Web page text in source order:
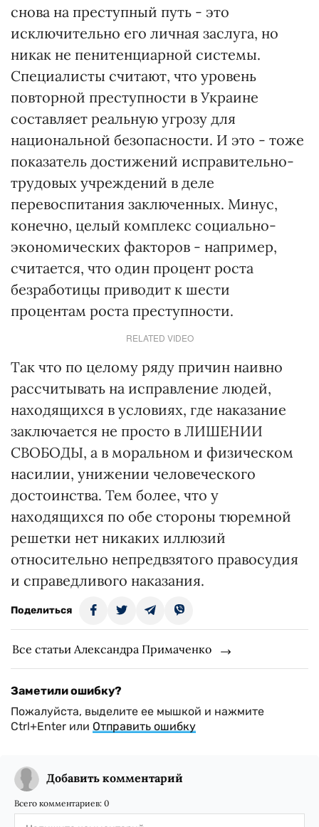
снова на преступный путь - это
исключительно его личная заслуга, но
никак не пенитенциарной системы.
Специалисты считают, что уровень
повторной преступности в Украине
составляет реальную угрозу для
национальной безопасности. И это - тоже
показатель достижений исправительно-
трудовых учреждений в деле
перевоспитания заключенных. Минус,
конечно, целый комплекс социально-
экономических факторов - например,
считается, что один процент роста
безработицы приводит к шести
процентам роста преступности.
RELATED VIDEO
Так что по целому ряду причин наивно
рассчитывать на исправление людей,
находящихся в условиях, где наказание
заключается не просто в ЛИШЕНИИ
СВОБОДЫ, а в моральном и физическом
насилии, унижении человеческого
достоинства. Тем более, что у
находящихся по обе стороны тюремной
решетки нет никаких иллюзий
относительно непредвзятого правосудия
и справедливого наказания.
Поделиться
Все статьи Александра Примаченко
Заметили ошибку?
Пожалуйста, выделите ее мышкой и нажмите
Ctrl+Enter или Отправить ошибку
Добавить комментарий
Всего комментариев: 0